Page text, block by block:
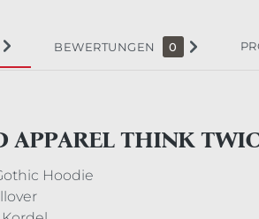
BEWERTUNGEN 0
APPAREL THINK
Hoodie